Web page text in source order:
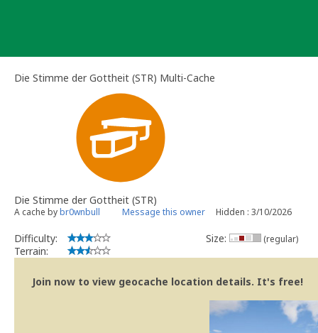
Die Stimme der Gottheit (STR) Multi-Cache
Die Stimme der Gottheit (STR)
A cache bybr0wnbull Message this owner Hidden : 3/10/2026
Difficulty:
Terrain:
Size: (regular)
Join now to view geocache location details. It's free!